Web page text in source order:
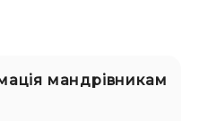
мандрівникам